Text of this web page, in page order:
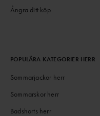
Ångra ditt köp
POPULÄRA KATEGORIER HERR
Sommarjackor herr
Sommarskor herr
Badshorts herr